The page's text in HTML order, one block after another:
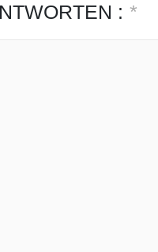
: *